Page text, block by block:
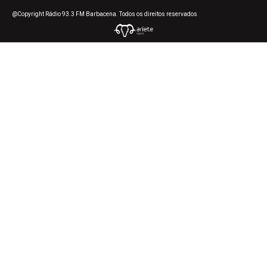
@Copyright Rádio 93.3 FM Barbacena. Todos os direitos reservados